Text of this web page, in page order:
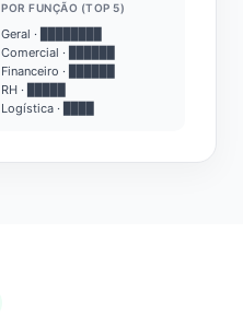
POR FUNÇÃO (TOP 5)
Geral · ████████
Comercial · ██████
Financeiro · ██████
RH · █████
Logística · ████